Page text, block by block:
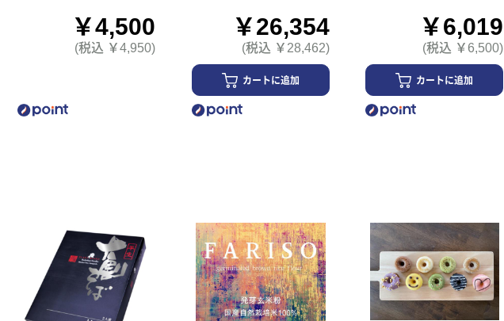
￥4,500
(税込 ￥4,950)
￥26,354
(税込 ￥28,462)
カートに追加
￥6,019
(税込 ￥6,500)
カートに追加